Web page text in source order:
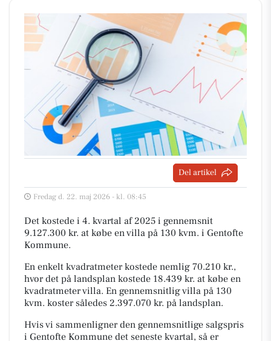
Del artikel
Fredag d. 22. maj 2026 - kl. 08:45
Det kostede i 4. kvartal af 2025 i gennemsnit
9.127.300 kr. at købe en villa på 130 kvm. i Gentofte
Kommune.
En enkelt kvadratmeter kostede nemlig 70.210 kr.,
hvor det på landsplan kostede 18.439 kr. at købe en
kvadratmeter villa. En gennemsnitlig villa på 130
kvm. koster således 2.397.070 kr. på landsplan.
Hvis vi sammenligner den gennemsnitlige salgspris
i Gentofte Kommune det seneste kvartal, så er